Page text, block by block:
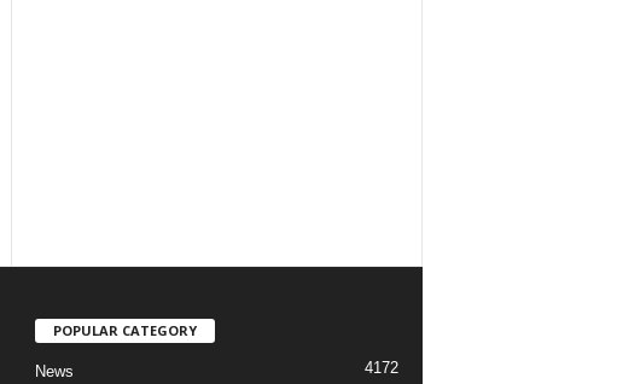
POPULAR CATEGORY
News 4172